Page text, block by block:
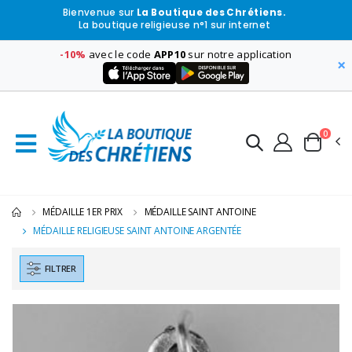
Bienvenue sur La Boutique des Chrétiens.
La boutique religieuse n°1 sur internet
-10% avec le code APP10 sur notre application
×
0
MÉDAILLE 1ER PRIX
MÉDAILLE SAINT ANTOINE
MÉDAILLE RELIGIEUSE SAINT ANTOINE ARGENTÉE
FILTRER